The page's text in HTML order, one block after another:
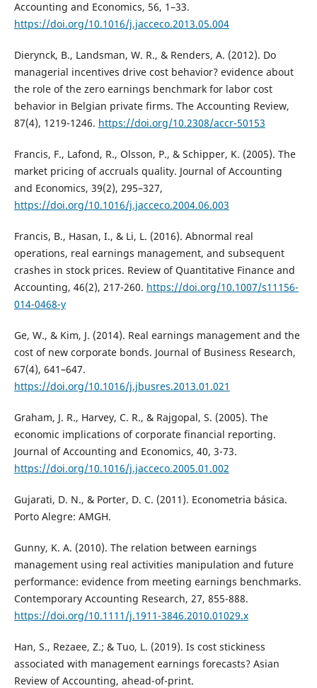
Accounting and Economics, 56, 1–33.
https://doi.org/10.1016/j.jacceco.2013.05.004
Dierynck, B., Landsman, W. R., & Renders, A. (2012). Do
managerial incentives drive cost behavior? evidence about
the role of the zero earnings benchmark for labor cost
behavior in Belgian private firms. The Accounting Review,
87(4), 1219-1246. https://doi.org/10.2308/accr-50153
Francis, F., Lafond, R., Olsson, P., & Schipper, K. (2005). The
market pricing of accruals quality. Journal of Accounting
and Economics, 39(2), 295–327,
https://doi.org/10.1016/j.jacceco.2004.06.003
Francis, B., Hasan, I., & Li, L. (2016). Abnormal real
operations, real earnings management, and subsequent
crashes in stock prices. Review of Quantitative Finance and
Accounting, 46(2), 217-260. https://doi.org/10.1007/s11156-
014-0468-y
Ge, W., & Kim, J. (2014). Real earnings management and the
cost of new corporate bonds. Journal of Business Research,
67(4), 641–647.
https://doi.org/10.1016/j.jbusres.2013.01.021
Graham, J. R., Harvey, C. R., & Rajgopal, S. (2005). The
economic implications of corporate financial reporting.
Journal of Accounting and Economics, 40, 3-73.
https://doi.org/10.1016/j.jacceco.2005.01.002
Gujarati, D. N., & Porter, D. C. (2011). Econometria básica.
Porto Alegre: AMGH.
Gunny, K. A. (2010). The relation between earnings
management using real activities manipulation and future
performance: evidence from meeting earnings benchmarks.
Contemporary Accounting Research, 27, 855-888.
https://doi.org/10.1111/j.1911-3846.2010.01029.x
Han, S., Rezaee, Z.; & Tuo, L. (2019). Is cost stickiness
associated with management earnings forecasts? Asian
Review of Accounting, ahead-of-print.